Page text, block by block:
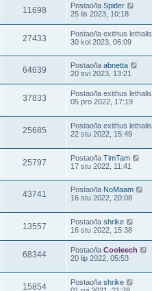
11698 Postao/la Spider
25 lis 2023, 10:18
27433 Postao/la exithus lethalis
30 kol 2023, 06:09
64639 Postao/la abnetta
20 svi 2023, 13:21
37833 Postao/la exithus lethalis
05 pro 2022, 17:19
25685 Postao/la exithus lethalis
22 stu 2022, 15:49
25797 Postao/la TimTam
17 stu 2022, 11:41
43741 Postao/la NoMaam
16 stu 2022, 20:08
13557 Postao/la shrike
16 stu 2022, 15:38
68344 Postao/la Cooleech
20 lip 2022, 05:53
15854 Postao/la shrike